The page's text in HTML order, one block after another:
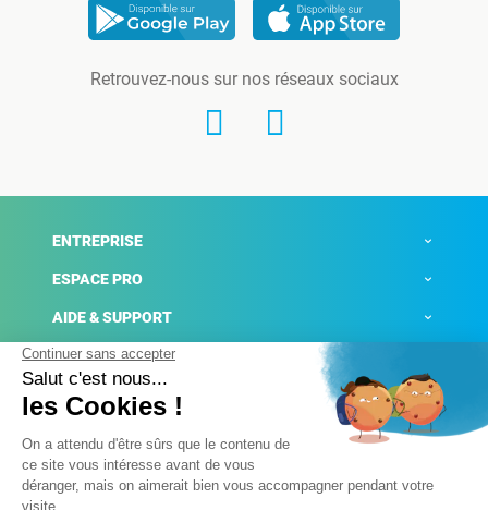
Retrouvez-nous sur nos réseaux sociaux
ENTREPRISE
ESPACE PRO
AIDE & SUPPORT
ACTUALITÉS
Mentions légales